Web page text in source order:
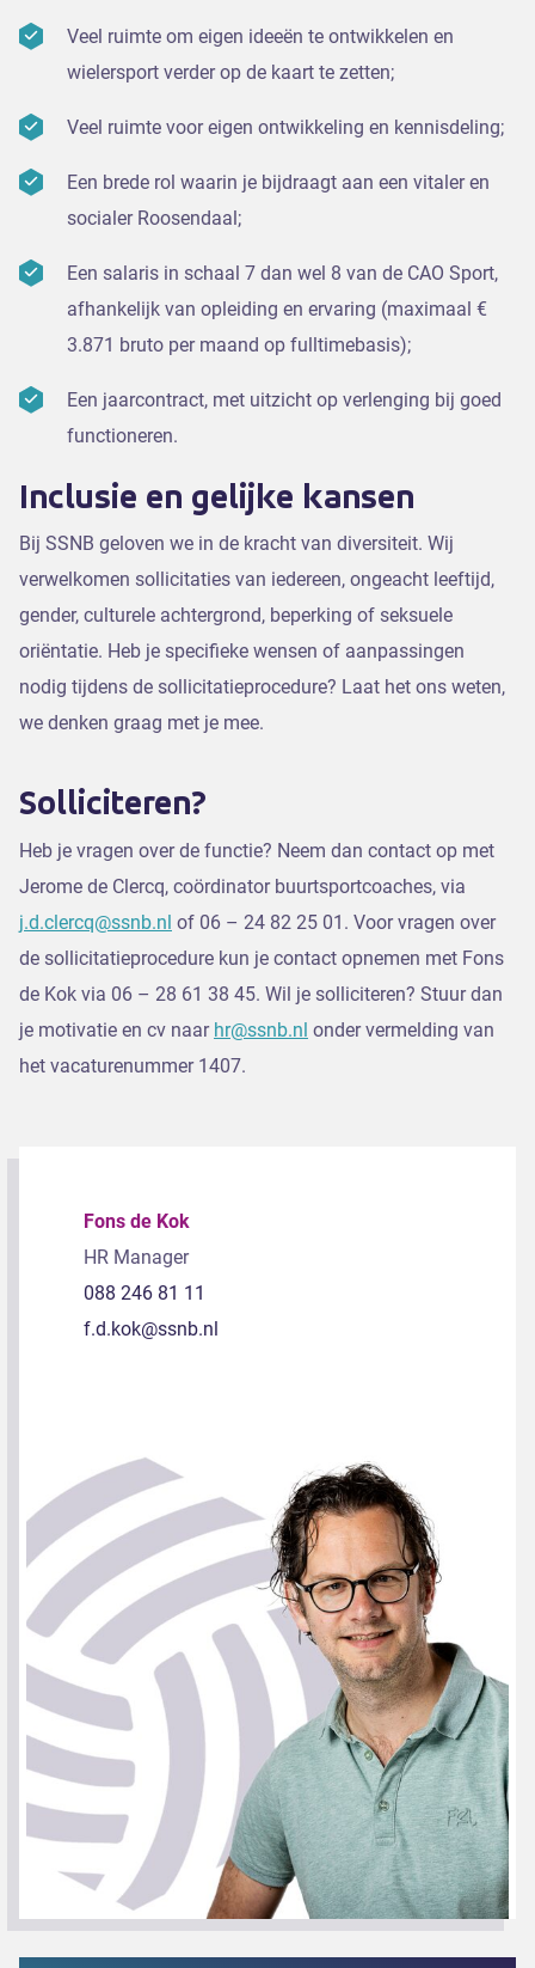
Veel ruimte om eigen ideeën te ontwikkelen en
wielersport verder op de kaart te zetten;
Veel ruimte voor eigen ontwikkeling en kennisdeling;
Een brede rol waarin je bijdraagt aan een vitaler en
socialer Roosendaal;
Een salaris in schaal 7 dan wel 8 van de CAO Sport,
afhankelijk van opleiding en ervaring (maximaal €
3.871 bruto per maand op fulltimebasis);
Een jaarcontract, met uitzicht op verlenging bij goed
functioneren.
Inclusie en gelijke kansen
Bij SSNB geloven we in de kracht van diversiteit. Wij
verwelkomen sollicitaties van iedereen, ongeacht leeftijd,
gender, culturele achtergrond, beperking of seksuele
oriëntatie. Heb je specifieke wensen of aanpassingen
nodig tijdens de sollicitatieprocedure? Laat het ons weten,
we denken graag met je mee.
Solliciteren?
Heb je vragen over de functie? Neem dan contact op met
Jerome de Clercq, coördinator buurtsportcoaches, via
j.d.clercq@ssnb.nl of 06 – 24 82 25 01. Voor vragen over
de sollicitatieprocedure kun je contact opnemen met Fons
de Kok via 06 – 28 61 38 45. Wil je solliciteren? Stuur dan
je motivatie en cv naar hr@ssnb.nl onder vermelding van
het vacaturenummer 1407.
Fons de Kok
HR Manager
088 246 81 11
f.d.kok@ssnb.nl